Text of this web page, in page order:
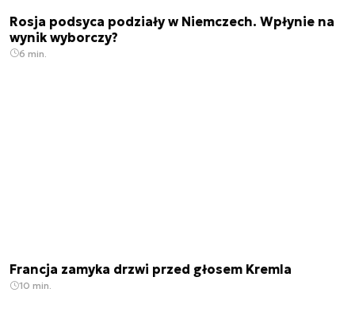
Rosja podsyca podziały w Niemczech. Wpłynie na
wynik wyborczy?
6 min.
Francja zamyka drzwi przed głosem Kremla
10 min.